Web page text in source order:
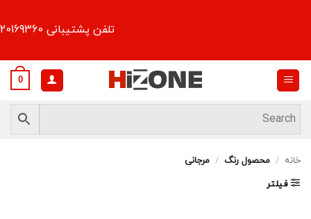
تلفن پشتیبانی 09120169360
0
خانه / محصول رنگ / مرجانی
فیلتر